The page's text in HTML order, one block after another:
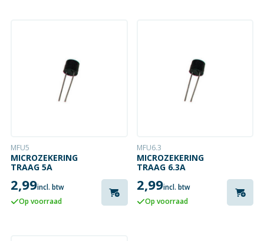
MFU5
MICROZEKERING
TRAAG 5A
2,99incl. btw
Op voorraad
MFU6.3
MICROZEKERING
TRAAG 6.3A
2,99incl. btw
Op voorraad